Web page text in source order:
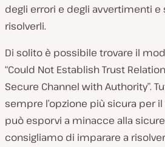
degli errori e degli avvertimenti
risolverli.
Di solito è possibile trovare il
“Could Not Establish Trust
Secure Channel with Authority”.
sempre l’opzione più sicura per
può esporvi a minacce alla
consigliamo di imparare a